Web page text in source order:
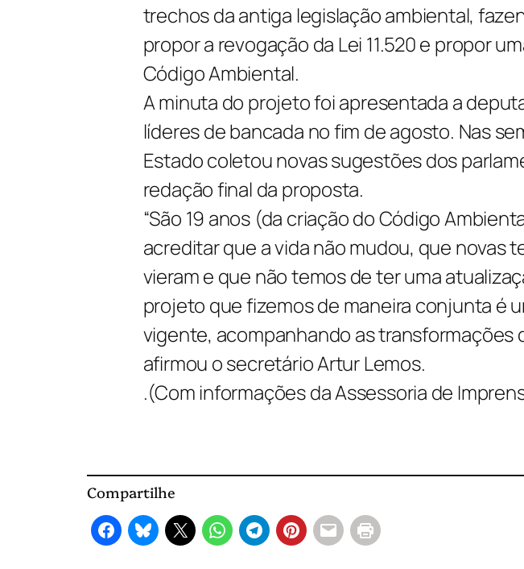
trechos da antiga legislação ambiental,
propor a revogação da Lei 11.520 e propor
Código Ambiental.
A minuta do projeto foi apresentada a
líderes de bancada no fim de agosto. Nas
Estado coletou novas sugestões dos
redação final da proposta.
“São 19 anos (da criação do Código
acreditar que a vida não mudou, que novas
vieram e que não temos de ter uma
projeto que fizemos de maneira conjunta é
vigente, acompanhando as transformações
afirmou o secretário Artur Lemos.
.(Com informações da Assessoria de
Compartilhe